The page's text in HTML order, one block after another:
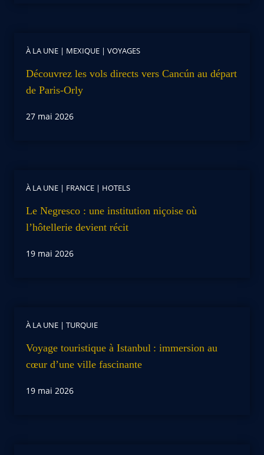
À LA UNE | MEXIQUE | VOYAGES
Découvrez les vols directs vers Cancún au départ
de Paris-Orly
27 mai 2026
À LA UNE | FRANCE | HOTELS
Le Negresco : une institution niçoise où
l’hôtellerie devient récit
19 mai 2026
À LA UNE | TURQUIE
Voyage touristique à Istanbul : immersion au
cœur d’une ville fascinante
19 mai 2026